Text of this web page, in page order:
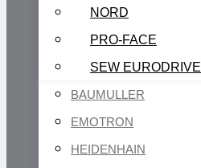
NORD
PRO-FACE
SEW EURODRIVE
BAUMULLER
EMOTRON
HEIDENHAIN